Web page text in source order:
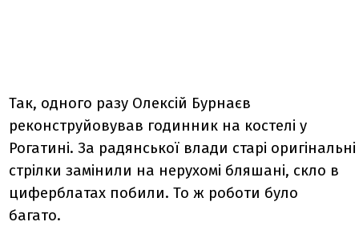
Так, одного разу Олексій Бурнаєв
реконструйовував годинник на костелі у
Рогатині. За радянської влади старі оригінальні
стрілки замінили на нерухомі бляшані, скло в
циферблатах побили. То ж роботи було
багато.